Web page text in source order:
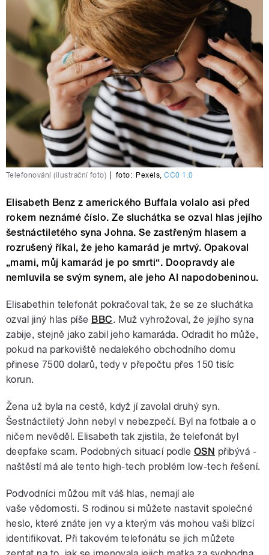
Telefonování (ilustrační foto) foto: Pexels ,CC0 1.0
Elisabeth Benz z amerického Buffala volalo asi před
rokem neznámé číslo. Ze sluchátka se ozval hlas jejího
šestnáctiletého syna Johna. Se zastřeným hlasem a
rozrušený říkal, že jeho kamarád je mrtvý. Opakoval
„mami, můj kamarád je po smrti“. Doopravdy ale
nemluvila se svým synem, ale jeho AI napodobeninou.
Elisabethin telefonát pokračoval tak, že se ze sluchátka
ozval jiný hlas píše BBC. Muž vyhrožoval, že jejího syna
zabije, stejně jako zabil jeho kamaráda. Odradit ho může,
pokud na parkoviště nedalekého obchodního domu
přinese 7500 dolarů, tedy v přepočtu přes 150 tisíc
korun.
Žena už byla na cestě, když jí zavolal druhý syn.
Šestnáctiletý John nebyl v nebezpečí. Byl na fotbale a o
ničem nevěděl. Elisabeth tak zjistila, že telefonát byl
deepfake scam. Podobných situací podle OSN přibývá -
naštěstí má ale tento high-tech problém low-tech řešení.
Podvodníci můžou mít váš hlas, nemají ale
vaše vědomosti. S rodinou si můžete nastavit společné
heslo, které znáte jen vy a kterým vás mohou vaši blízcí
identifikovat. Při takovém telefonátu se jich můžete